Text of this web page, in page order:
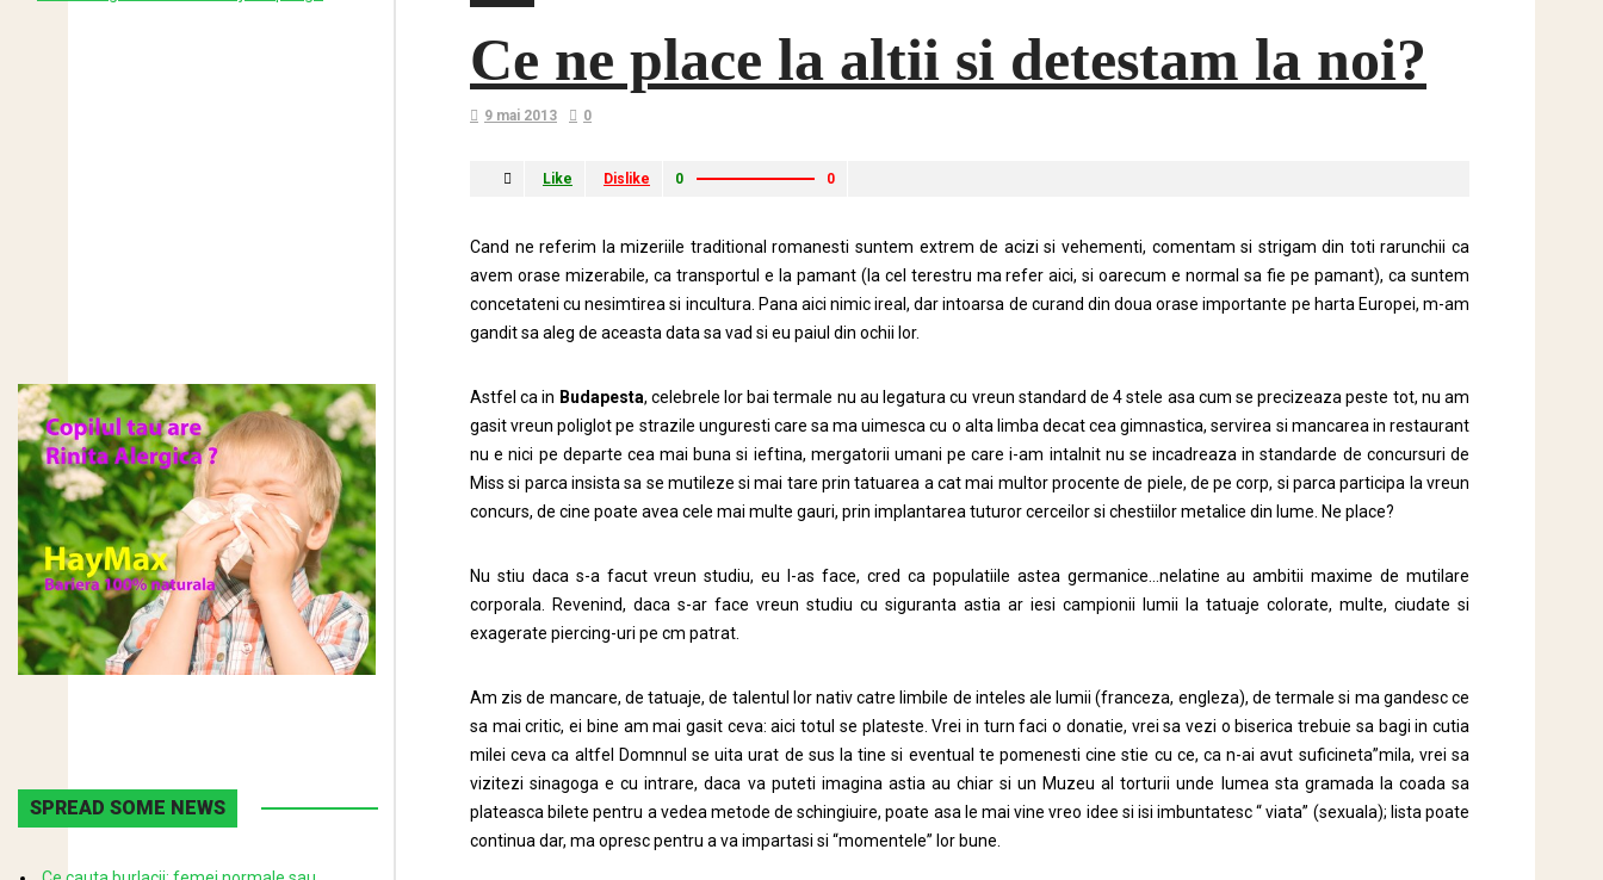
Ce ne place la altii si detestam la noi?
9 mai 2013 0
Like Dislike 0 0
Cand ne referim la mizeriile traditional romanesti suntem extrem de acizi si vehementi, comentam si strigam din toti rarunchii ca
avem orase mizerabile, ca transportul e la pamant (la cel terestru ma refer aici, si oarecum e normal sa fie pe pamant), ca suntem
concetateni cu nesimtirea si incultura. Pana aici nimic ireal, dar intoarsa de curand din doua orase importante pe harta Europei, m-am
gandit sa aleg de aceasta data sa vad si eu paiul din ochii lor.
Astfel ca in Budapesta, celebrele lor bai termale nu au legatura cu vreun standard de 4 stele asa cum se precizeaza peste tot, nu am
gasit vreun poliglot pe strazile unguresti care sa ma uimesca cu o alta limba decat cea gimnastica, servirea si mancarea in restaurant
nu e nici pe departe cea mai buna si ieftina, mergatorii umani pe care i-am intalnit nu se incadreaza in standarde de concursuri de
Miss si parca insista sa se mutileze si mai tare prin tatuarea a cat mai multor procente de piele, de pe corp, si parca participa la vreun
concurs, de cine poate avea cele mai multe gauri, prin implantarea tuturor cerceilor si chestiilor metalice din lume. Ne place?
Nu stiu daca s-a facut vreun studiu, eu l-as face, cred ca populatiile astea germanice…nelatine au ambitii maxime de mutilare
corporala. Revenind, daca s-ar face vreun studiu cu siguranta astia ar iesi campionii lumii la tatuaje colorate, multe, ciudate si
exagerate piercing-uri pe cm patrat.
Am zis de mancare, de tatuaje, de talentul lor nativ catre limbile de inteles ale lumii (franceza, engleza), de termale si ma gandesc ce
sa mai critic, ei bine am mai gasit ceva: aici totul se plateste. Vrei in turn faci o donatie, vrei sa vezi o biserica trebuie sa bagi in cutia
milei ceva ca altfel Domnnul se uita urat de sus la tine si eventual te pomenesti cine stie cu ce, ca n-ai avut suficineta”mila, vrei sa
vizitezi sinagoga e cu intrare, daca va puteti imagina astia au chiar si un Muzeu al torturii unde lumea sta gramada la coada sa
plateasca bilete pentru a vedea metode de schingiuire, poate asa le mai vine vreo idee si isi imbuntatesc “ viata” (sexuala); lista poate
continua dar, ma opresc pentru a va impartasi si “momentele” lor bune.
SPREAD SOME NEWS